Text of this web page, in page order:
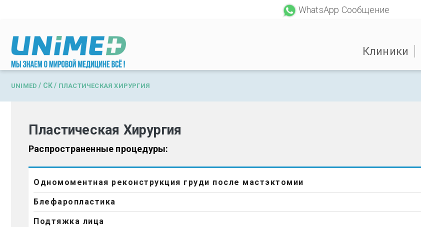
WhatsApp Сообщение
Клиники
UNIMED / СК / ПЛАСТИЧЕСКАЯ ХИРУРГИЯ
Пластическая Хирургия
Распространенные процедуры:
Одномоментная реконструкция груди после мастэктомии
Блефаропластика
Подтяжка лица